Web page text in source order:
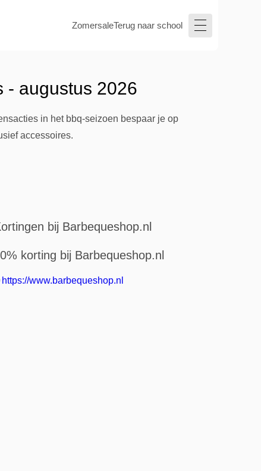
ZomersaleTerug naar school
- augustus 2026
in het bbq-seizoen bespaar je op
accessoires.
bij Barbequeshop.nl
korting bij Barbequeshop.nl
https://www.barbequeshop.nl